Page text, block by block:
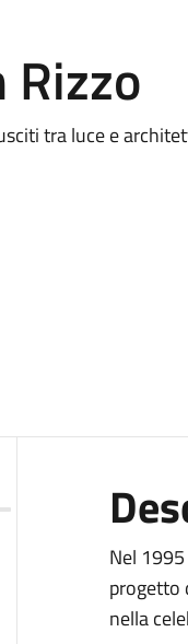
Rizzo
tra luce e
Nel
progetto
nella